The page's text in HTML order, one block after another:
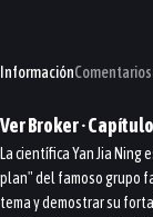
InformaciónComentarios
VerBroker· Capítulo
La científica Yan Jia
plan" del famoso grupo
tema y demostrar su